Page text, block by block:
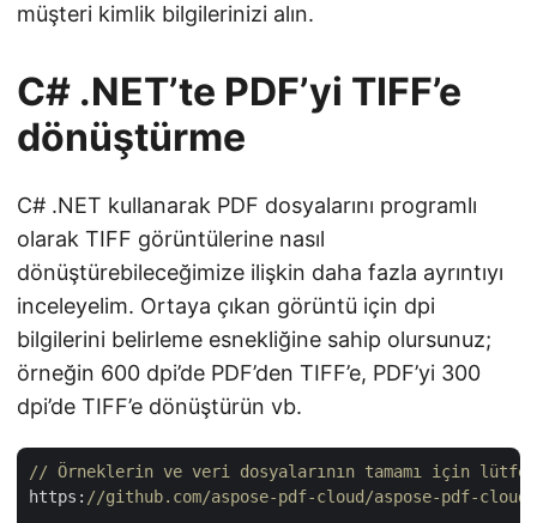
müşteri kimlik bilgilerinizi alın.
C# .NET’te PDF’yi TIFF’e
dönüştürme
C# .NET kullanarak PDF dosyalarını programlı
olarak TIFF görüntülerine nasıl
dönüştürebileceğimize ilişkin daha fazla ayrıntıyı
inceleyelim. Ortaya çıkan görüntü için dpi
bilgilerini belirleme esnekliğine sahip olursunuz;
örneğin 600 dpi’de PDF’den TIFF’e, PDF’yi 300
dpi’de TIFF’e dönüştürün vb.
// Örneklerin ve veri dosyalarının tamamı için
https: //github.com/aspose-pdf-cloud/aspose-pdf-